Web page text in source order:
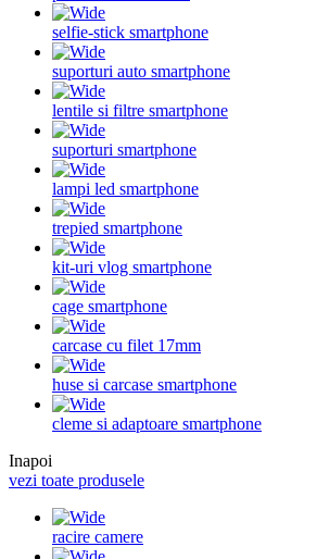
selfie-stick smartphone
suporturi auto smartphone
lentile si filtre smartphone
suporturi smartphone
lampi led smartphone
trepied smartphone
kit-uri vlog smartphone
cage smartphone
carcase cu filet 17mm
huse si carcase smartphone
cleme si adaptoare smartphone
Inapoi
vezi toate produsele
racire camere